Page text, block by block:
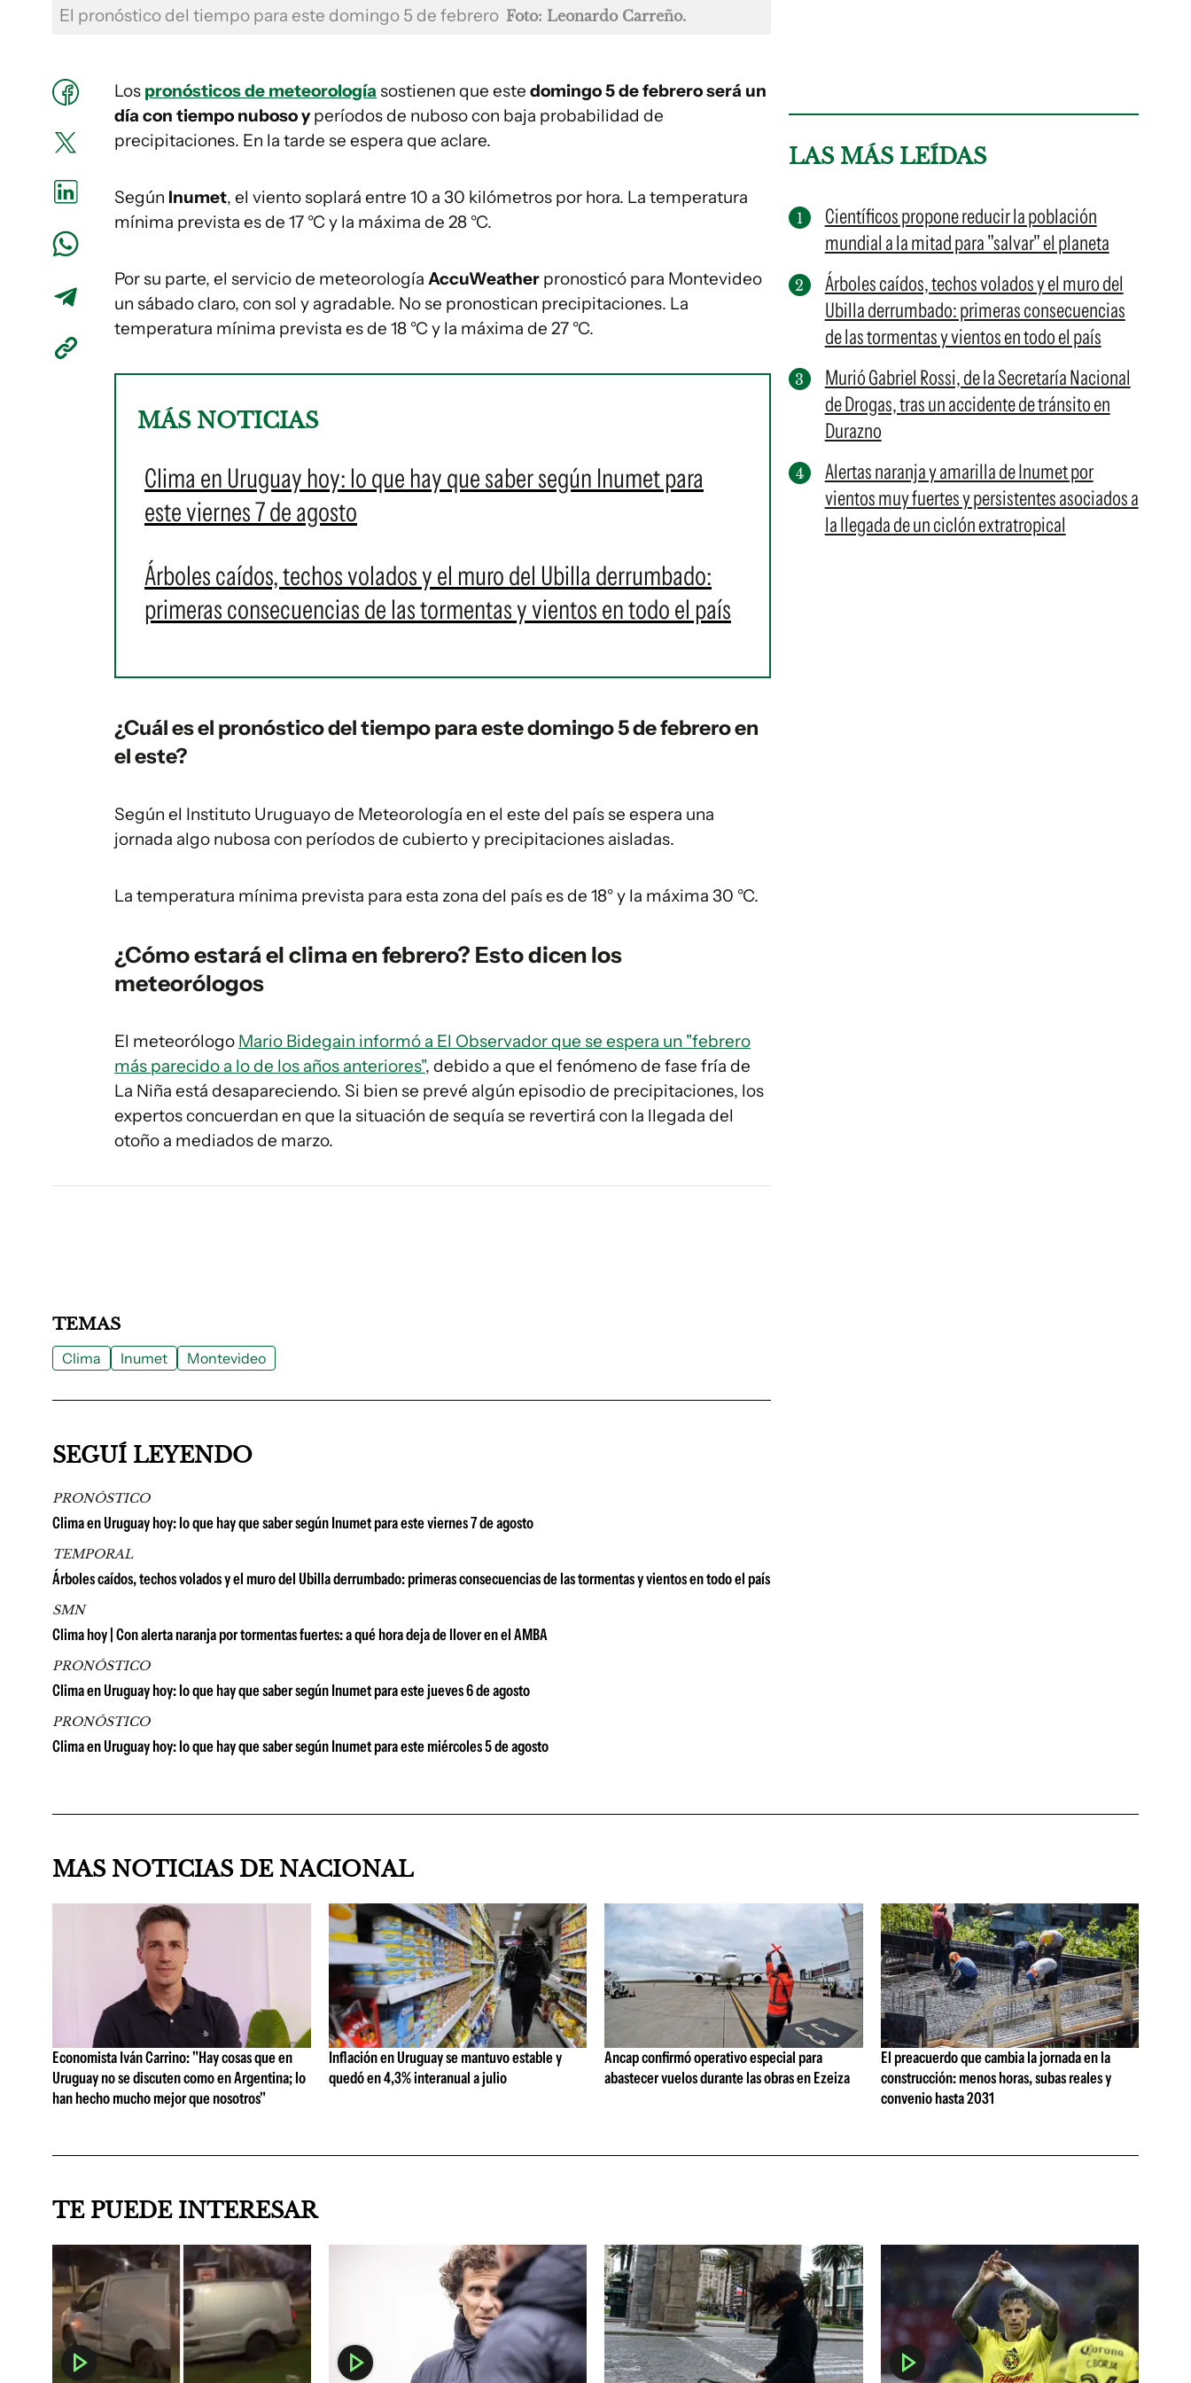
El pronóstico del tiempo para este domingo 5 de febrero Foto: Leonardo Carreño.
Los pronósticos de meteorología sostienen que este domingo 5 de febrero será un
día con tiempo nuboso yperíodos de nuboso con baja probabilidad de
precipitaciones. En la tarde se espera que aclare.
Según Inumet, el viento soplará entre 10 a 30 kilómetros por hora. La temperatura
mínima prevista es de 17 °C y la máxima de 28 °C.
Por su parte, el servicio de meteorología AccuWeather pronosticó para Montevideo
un sábado claro, con sol y agradable. No se pronostican precipitaciones. La
temperatura mínima prevista es de 18 °C y la máxima de 27 °C.
MÁS NOTICIAS
Clima en Uruguay hoy: lo que hay que saber según Inumet para
este viernes 7 de agosto
Árboles caídos, techos volados y el muro del Ubilla derrumbado:
primeras consecuencias de las tormentas y vientos en todo el país
¿Cuál es el pronóstico del tiempo para este domingo 5 de febrero en
el este?
Según el Instituto Uruguayo de Meteorología en el este del país se espera una
jornada algo nubosa con períodos de cubierto y precipitaciones aisladas.
La temperatura mínima prevista para esta zona del país es de 18° y la máxima 30 °C.
¿Cómo estará el clima en febrero? Esto dicen los
meteorólogos
El meteorólogo Mario Bidegain informó a El Observador que se espera un "febrero
más parecido a lo de los años anteriores", debido a que el fenómeno de fase fría de
La Niña está desapareciendo. Si bien se prevé algún episodio de precipitaciones, los
expertos concuerdan en que la situación de sequía se revertirá con la llegada del
otoño a mediados de marzo.
LAS MÁS LEÍDAS
Científicos propone reducir la población
mundial a la mitad para "salvar" el planeta
Árboles caídos, techos volados y el muro del
Ubilla derrumbado: primeras consecuencias
de las tormentas y vientos en todo el país
Murió Gabriel Rossi, de la Secretaría Nacional
de Drogas, tras un accidente de tránsito en
Durazno
Alertas naranja y amarilla de Inumet por
vientos muy fuertes y persistentes asociados a
la llegada de un ciclón extratropical
TEMAS
Clima Inumet Montevideo
SEGUÍ LEYENDO
PRONÓSTICO
Clima en Uruguay hoy: lo que hay que saber según Inumet para este viernes 7 de agosto
TEMPORAL
Árboles caídos, techos volados y el muro del Ubilla derrumbado: primeras consecuencias de las tormentas y vientos en todo el país
SMN
Clima hoy | Con alerta naranja por tormentas fuertes: a qué hora deja de llover en el AMBA
PRONÓSTICO
Clima en Uruguay hoy: lo que hay que saber según Inumet para este jueves 6 de agosto
PRONÓSTICO
Clima en Uruguay hoy: lo que hay que saber según Inumet para este miércoles 5 de agosto
MAS NOTICIAS DE NACIONAL
Economista Iván Carrino: "Hay cosas que en
Uruguay no se discuten como en Argentina; lo
han hecho mucho mejor que nosotros"
Inflación en Uruguay se mantuvo estable y
quedó en 4,3% interanual a julio
Ancap confirmó operativo especial para
abastecer vuelos durante las obras en Ezeiza
El preacuerdo que cambia la jornada en la
construcción: menos horas, subas reales y
convenio hasta 2031
TE PUEDE INTERESAR